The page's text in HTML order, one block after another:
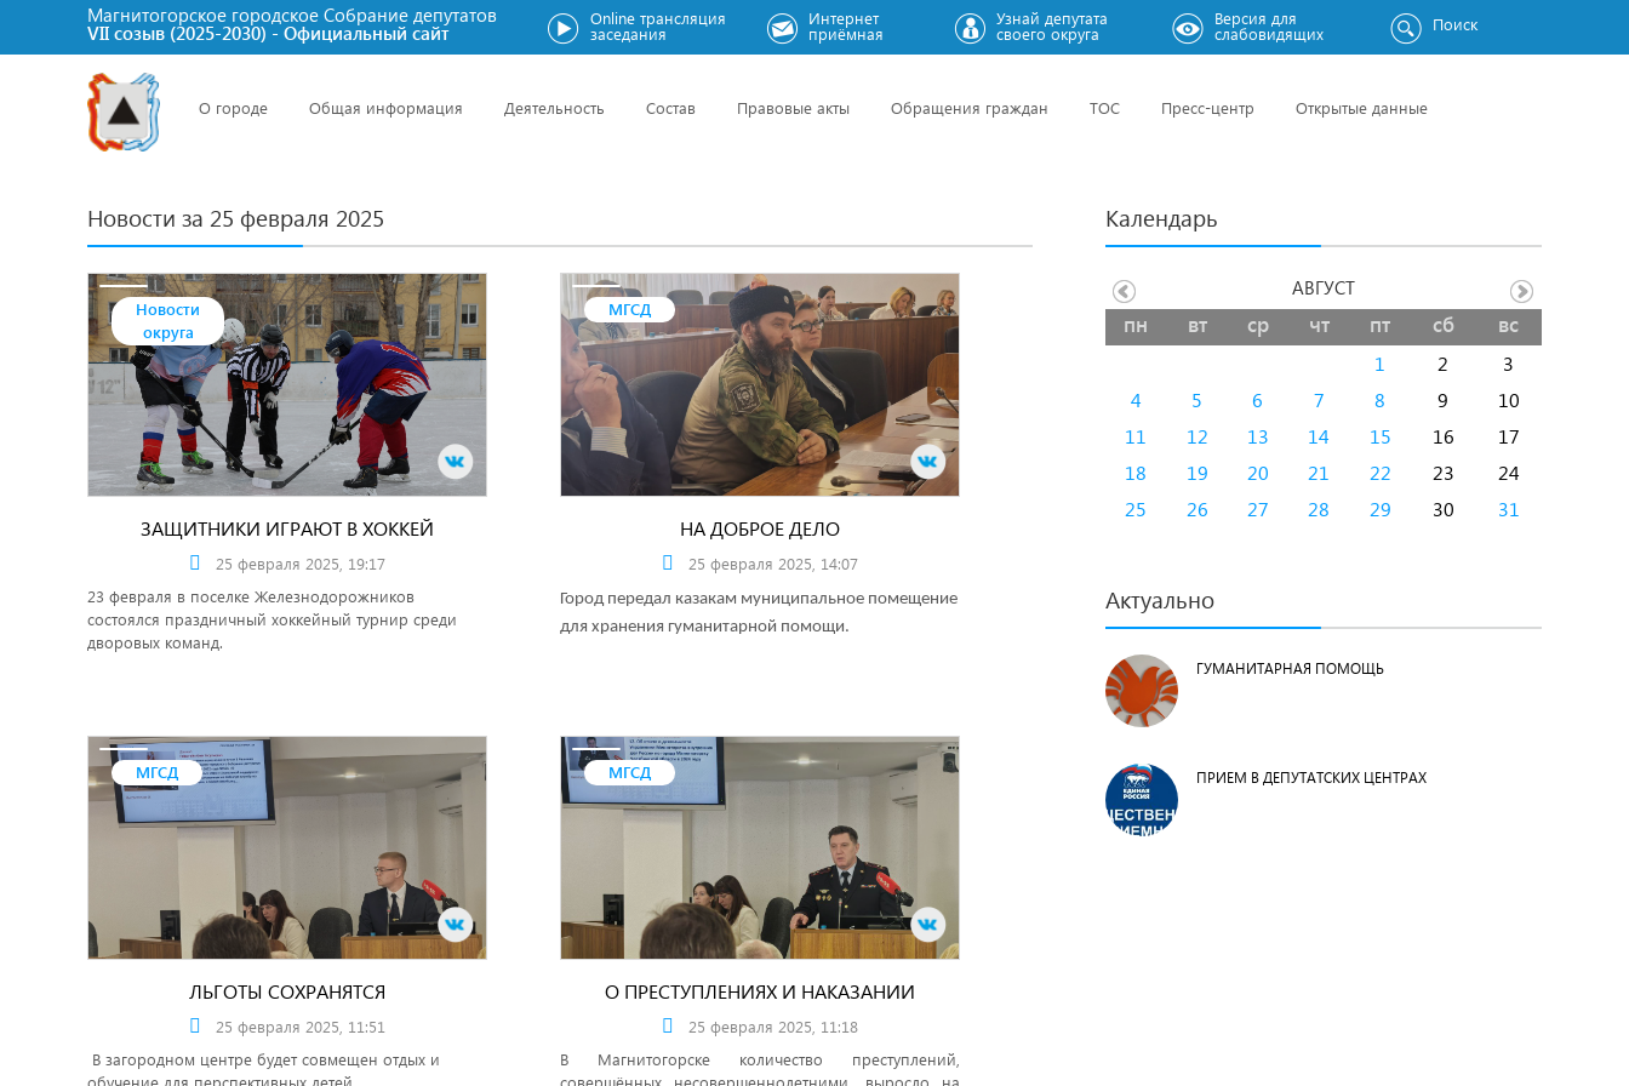
Магнитогорское городское Cобрание депутатов
VII созыв (2025-2030) - Официальный сайт
Online трансляция
заседания
Интернет
приёмная
Узнай депутата
своего округа
Версия для
слабовидящих Поиск
О городе Общая информация Деятельность Состав Правовые акты Обращения граждан ТОС Пресс-центр Открытые данные
Новости за 25 февраля 2025
Новости
округа
ЗАЩИТНИКИ ИГРАЮТ В ХОККЕЙ
25 февраля 2025, 19:17
23 февраля в поселке Железнодорожников
состоялся праздничный хоккейный турнир среди
дворовых команд.
МГСД
НА ДОБРОЕ ДЕЛО
25 февраля 2025, 14:07
Город передал казакам муниципальное помещение
для хранения гуманитарной помощи.
МГСД
ЛЬГОТЫ СОХРАНЯТСЯ
25 февраля 2025, 11:51
В загородном центре будет совмещен отдых и
обучение для перспективных детей.
МГСД
О ПРЕСТУПЛЕНИЯХ И НАКАЗАНИИ
25 февраля 2025, 11:18
В Магнитогорске количество преступлений,
совершённых несовершеннолетними, выросло на
Календарь
пн вт ср чт пт сб вс
1 2
3
4
5 6 7 8 9
10
11
12 13 14 15 16
17
18
19 20 21 22 23
24
25
26 27 28 29 30 31
АВГУСТ
Актуально
ГУМАНИТАРНАЯ ПОМОЩЬ
ПРИЕМ В ДЕПУТАТСКИХ ЦЕНТРАХ